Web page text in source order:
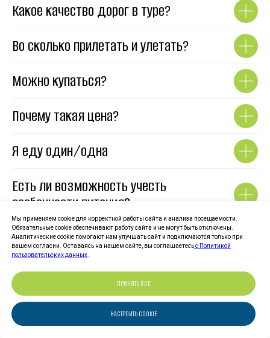
Какое качество дорог в туре?
Во сколько прилетать и улетать?
Можно купаться?
Почему такая цена?
Я еду один/одна
Есть ли возможность учесть
особенности питания?
Что с интернетом?
Включена ли медицинская страховка?
Какие сроки аннуляций?
Мы применяем cookie для корректной работы сайта и анализа посещаемости.
Обязательные cookie обеспечивают работу сайта и не могут быть отключены.
Аналитические cookie помогают нам улучшать сайт и подключаются только при
вашем согласии. Оставаясь на нашем сайте, вы соглашаетесьс Политикой
пользовательских данных.
ПРИНЯТЬ ВСЕ
НАСТРОИТЬ COOKIE